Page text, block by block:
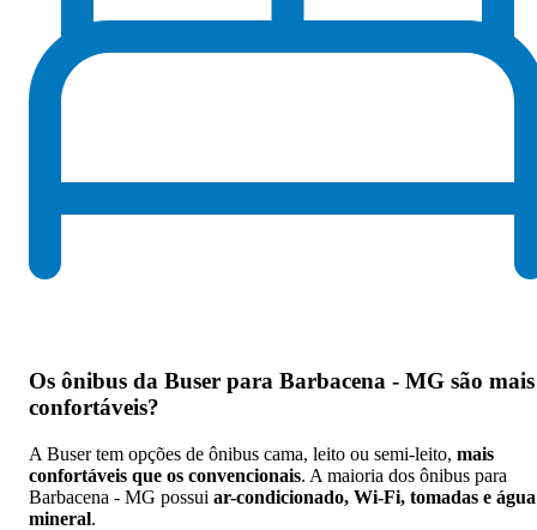
Os ônibus da Buser para Barbacena - MG são mais
confortáveis?
A Buser tem opções de ônibus cama, leito ou semi-leito, mais
confortáveis que os convencionais. A maioria dos ônibus para
Barbacena - MG possui ar-condicionado, Wi-Fi, tomadas e água
mineral.